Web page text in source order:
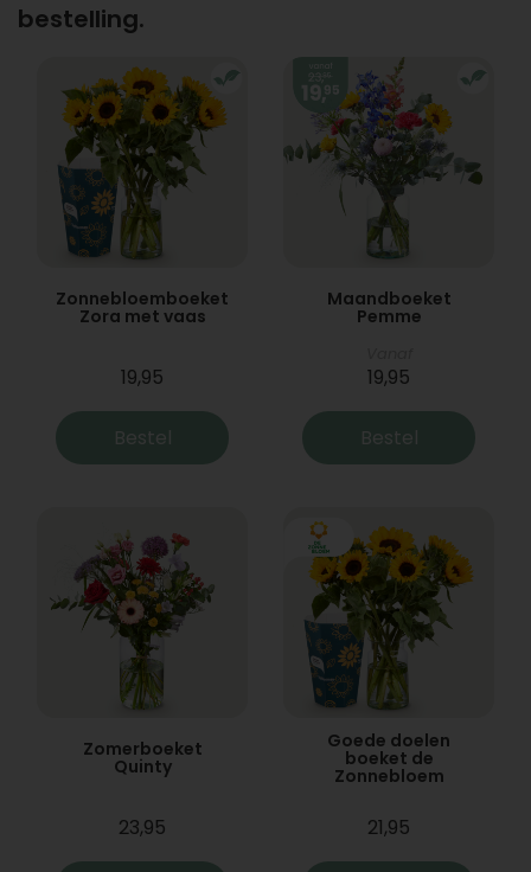
bestelling.
Zonnebloemboeket
Zora met vaas
19,95
Bestel
Maandboeket
Pemme
19,95
Bestel
Zomerboeket
Quinty
23,95
Goede doelen
boeket de
Zonnebloem
21,95